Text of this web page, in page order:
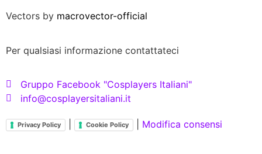
Vectors by macrovector-official
Per qualsiasi informazione contattateci
Gruppo Facebook "Cosplayers Italiani"
info@cosplayersitaliani.it
Privacy Policy Cookie Policy Modifica consensi